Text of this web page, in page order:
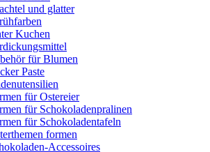
und glatter
Kuchen
für Blumen
Paste
für Ostereier
für Schokoladenpralinen
für Schokoladentafeln
formen
Accessoires